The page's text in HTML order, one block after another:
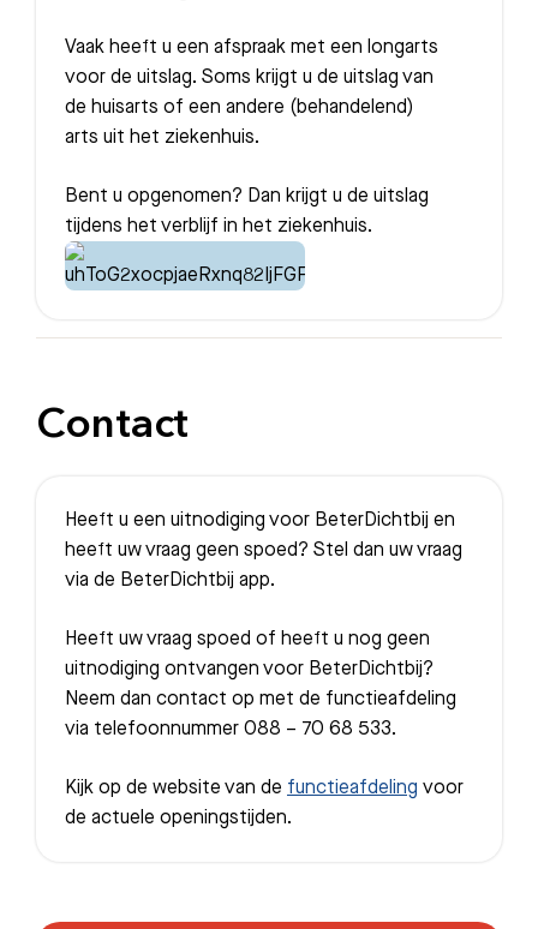
Vaak heeft u een afspraak met een longarts
voor de uitslag. Soms krijgt u de uitslag van
de huisarts of een andere (behandelend)
arts uit het ziekenhuis.
Bent u opgenomen? Dan krijgt u de uitslag
tijdens het verblijf in het ziekenhuis.
Contact
Heeft u een uitnodiging voor BeterDichtbij en
heeft uw vraag geen spoed? Stel dan uw vraag
via de BeterDichtbij app.
Heeft uw vraag spoed of heeft u nog geen
uitnodiging ontvangen voor BeterDichtbij?
Neem dan contact op met de functieafdeling
via telefoonnummer 088 – 70 68 533.
Kijk op de website van de functieafdeling voor
de actuele openingstijden.